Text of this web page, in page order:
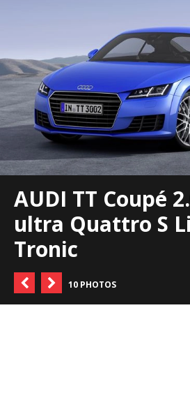
AUDI TT Coupé
ultra Quattro S
Tronic
10 PHOTOS